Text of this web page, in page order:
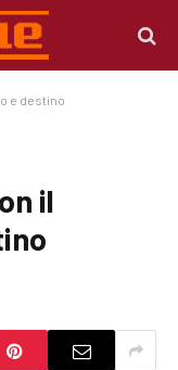
e destino
il